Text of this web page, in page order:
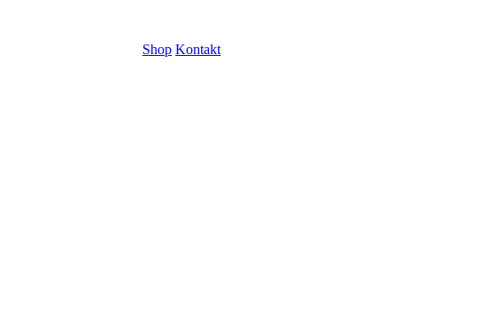
Shop Kontakt